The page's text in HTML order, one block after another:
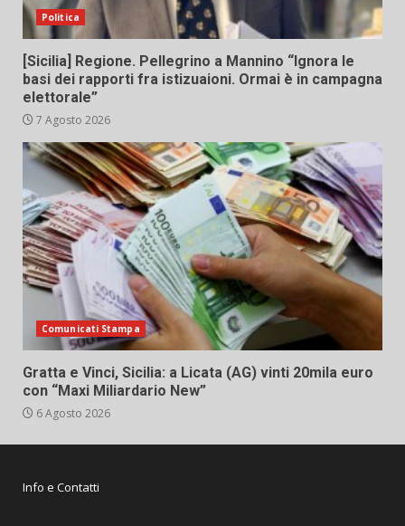
Politica
[Sicilia] Regione. Pellegrino a Mannino “Ignora le
basi dei rapporti fra istizuaioni. Ormai è in campagna
elettorale”
7 Agosto 2026
Comunicati Stampa
Gratta e Vinci, Sicilia: a Licata (AG) vinti 20mila euro
con “Maxi Miliardario New”
6 Agosto 2026
Info e Contatti